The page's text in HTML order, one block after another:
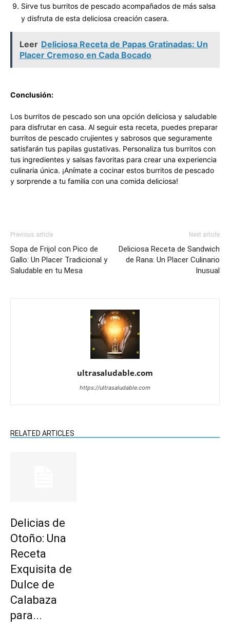
Sirve tus burritos de pescado acompañados de más salsa
y disfruta de esta deliciosa creación casera.
Leer Deliciosa Receta de Papas Gratinadas: Un
Placer Cremoso en Cada Bocado
Conclusión:
Los burritos de pescado son una opción deliciosa y saludable
para disfrutar en casa. Al seguir esta receta, puedes preparar
burritos de pescado crujientes y sabrosos que seguramente
satisfarán tus papilas gustativas. Personaliza tus burritos con
tus ingredientes y salsas favoritas para crear una experiencia
culinaria única. ¡Anímate a cocinar estos burritos de pescado
y sorprende a tu familia con una comida deliciosa!
Previous article
Sopa de Frijol con Pico de
Gallo: Un Placer Tradicional y
Saludable en tu Mesa
Next article
Deliciosa Receta de Sandwich
de Rana: Un Placer Culinario
Inusual
ultrasaludable.com
https://ultrasaludable.com
RELATED ARTICLES
Delicias de
Otoño: Una
Receta
Exquisita de
Dulce de
Calabaza
para...